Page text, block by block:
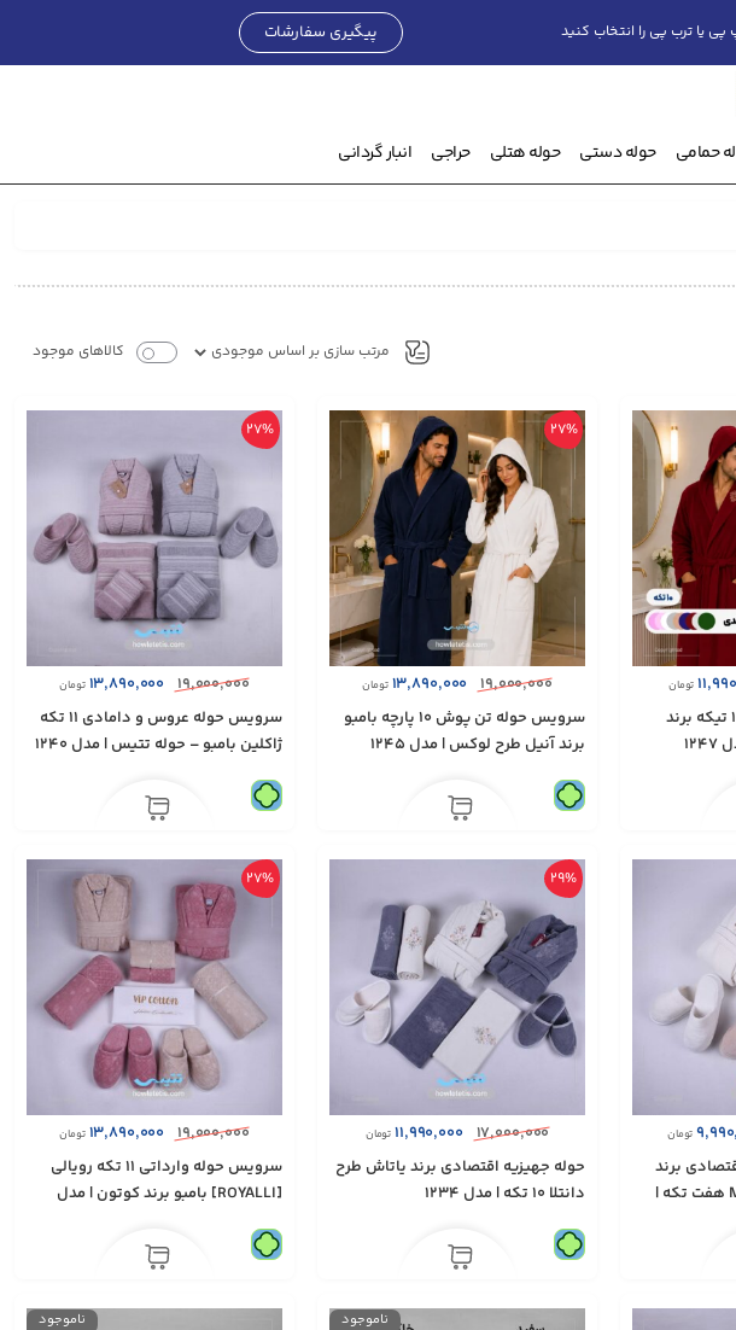
یا ترب پی را انتخاب کنید پیگیری سفارشات
حمامی حوله دستی حوله هتلی حراجی انبار گردانی
کالاهای موجود
تومان
سرویس حوله تنپوش ۱۰ تیکه برند
27%
۱۹,۰۰۰,۰۰۰ ۱۳,۸۹۰,۰۰۰ تومان
سرویس حوله تن پوش ۱۰ پارچه بامبو
برند آنیل طرح لوکس | مدل 1245
27%
۱۹,۰۰۰,۰۰۰ ۱۳,۸۹۰,۰۰۰ تومان
سرويس حوله عروس و دامادی ١١ تكه
ژاكلين بامبو – حوله تتيس | مدل 1240
تومان
برند
ياتاش طرح Melis Home هفت تكه |
29%
۱۷,۰۰۰,۰۰۰ ۱۱,۹۹۰,۰۰۰ تومان
حوله جهیزيه اقتصادی برند ياتاش طرح
دانتلا 10 تكه | مدل 1234
27%
۱۹,۰۰۰,۰۰۰ ۱۳,۸۹۰,۰۰۰ تومان
سرویس حوله وارداتی ۱۱ تكه رويالی
[ROYALLI] بامبو برند كوتون | مدل
ناموجود ناموجود